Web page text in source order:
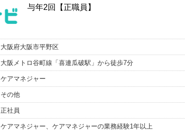
与年2回【正職員】
大阪府大阪市平野区
大阪メトロ谷町線「喜連瓜破駅」から徒歩7分
ケアマネジャー
その他
正社員
ケアマネジャー、ケアマネジャーの業務経験1年以上